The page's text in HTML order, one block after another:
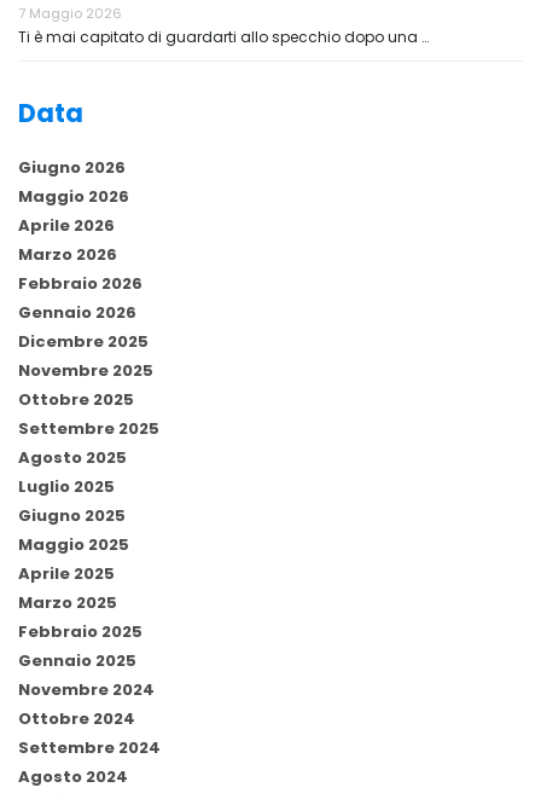
7 Maggio 2026
Ti è mai capitato di guardarti allo specchio dopo una …
Data
Giugno 2026
Maggio 2026
Aprile 2026
Marzo 2026
Febbraio 2026
Gennaio 2026
Dicembre 2025
Novembre 2025
Ottobre 2025
Settembre 2025
Agosto 2025
Luglio 2025
Giugno 2025
Maggio 2025
Aprile 2025
Marzo 2025
Febbraio 2025
Gennaio 2025
Novembre 2024
Ottobre 2024
Settembre 2024
Agosto 2024